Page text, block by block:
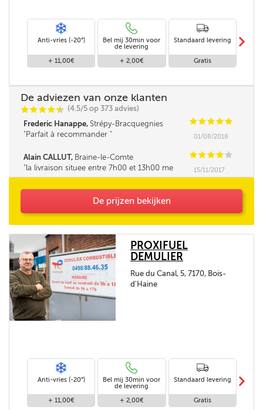
Anti-vries (-20°)
+ 11,00€
Bel mij 30min voor
de levering
+ 2,00€
Standaard levering
Gratis
m
De adviezen van onze klanten
CCCCi
@ (4.5/5 op 373 advies)
Frederic Hanappe, Strépy-Bracquegnies CCCCC
Parfait à recommander
01/08/2018
Alain CALLUT, Braine-le-Comte CCCC C
la livraison situee entre 7h00 et 13h00 me
parait tres longue. la fourchette ne pourrait elle
15/11/2017
De prijzen bekijken
PROXIFUEL
DEMULIER
Rue du Canal, 5, 7170, Bois-
d'Haine
Anti-vries (-20°)
+ 11,00€
Bel mij 30min voor
de levering
+ 2,00€
Standaard levering
Gratis
m